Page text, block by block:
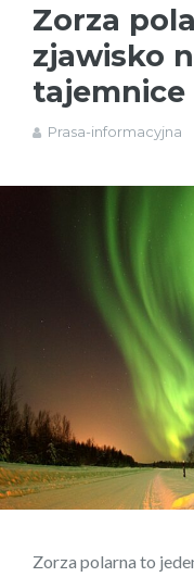
Zorza
zjawisko
tajemnice
Prasa-informacyjna
Zorza polarna to